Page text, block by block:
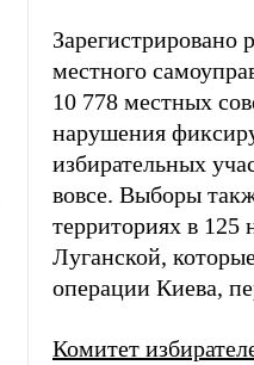
Зарегистрировано
местного
10 778 местных
нарушения
избирательных
вовсе. Выборы
территориях в 125
Луганской,
операции Киева,
Комитет